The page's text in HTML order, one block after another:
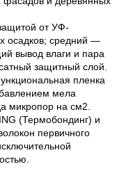
от УФ-
осадков; средний —
вывод влаги и пара
защитный слой.
пленка
мела
микропор на см2.
(Термобондинг) и
первичного